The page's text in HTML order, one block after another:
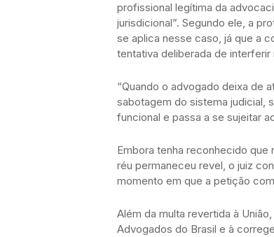
profissional legítima da
jurisdicional”. Segundo ele, a
se aplica nesse caso, já que a
tentativa deliberada de
“Quando o advogado deixa de
sabotagem do sistema judicial,
funcional e passa a se sujeitar
Embora tenha reconhecido
réu permaneceu revel, o juiz
momento em que a petição
Além da multa revertida à
Advogados do Brasil e à